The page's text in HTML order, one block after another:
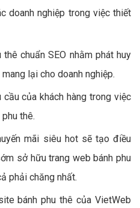
doanh nghiệp trong việc thiết
thê chuẩn SEO nhằm phát huy
lại cho doanh nghiệp.
của khách hàng trong việc
thê.
mãi siêu hot sẽ tạo điều
sở hữu trang web bánh phu
phải chăng nhất.
bánh phu thê của VietWeb